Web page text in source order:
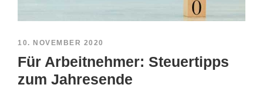
10. NOVEMBER 2020
Für Arbeitnehmer: Steuertipps
zum Jahresende